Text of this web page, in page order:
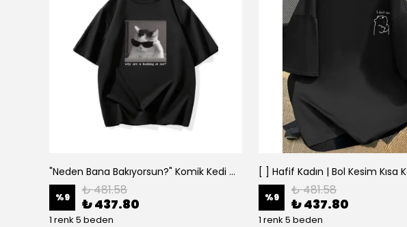
"Neden Bana Bakıyorsun?" Komik Kedi Grafik Tişört - Dijital Baskılı Siyah Bol - Siyah
%9 ₺ 481.58
₺ 437.80
1 renk 5 beden
%9 ₺ 481.58
₺ 437.80
1 renk 5 beden